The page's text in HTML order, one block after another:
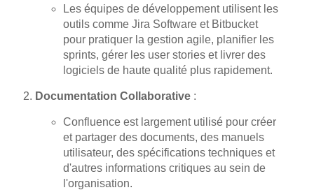
Les équipes de développement utilisent les
outils comme Jira Software et Bitbucket
pour pratiquer la gestion agile, planifier les
sprints, gérer les user stories et livrer des
logiciels de haute qualité plus rapidement.
Documentation Collaborative :
Confluence est largement utilisé pour créer
et partager des documents, des manuels
utilisateur, des spécifications techniques et
d'autres informations critiques au sein de
l'organisation.